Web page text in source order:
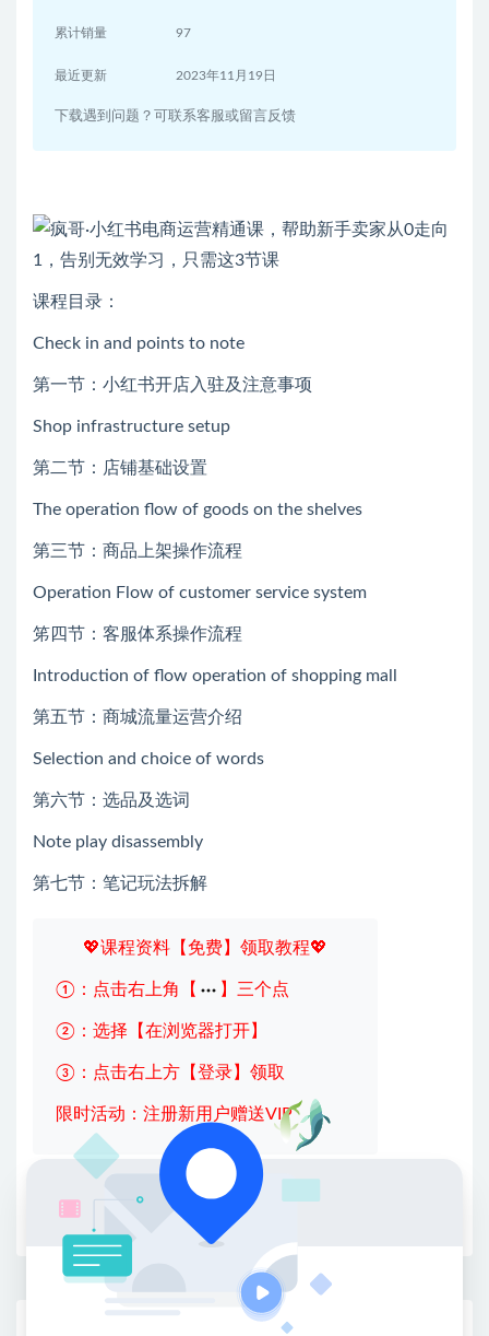
累计销量 97
最近更新 2023年11月19日
下载遇到问题？可联系客服或留言反馈
课程目录：
Check in and points to note
第一节：小红书开店入驻及注意事项
Shop infrastructure setup
第二节：店铺基础设置
The operation flow of goods on the shelves
第三节：商品上架操作流程
Operation Flow of customer service system
笫四节：客服体系操作流程
Introduction of flow operation of shopping mall
第五节：商城流量运营介绍
Selection and choice of words
第六节：选品及选词
Note play disassembly
第七节：笔记玩法拆解
💖课程资料【免费】领取教程💖
①：点击右上角【 】三个点
②：选择【在浏览器打开】
③：点击右上方【登录】领取
限时活动：注册新用户赠送VIP
收藏